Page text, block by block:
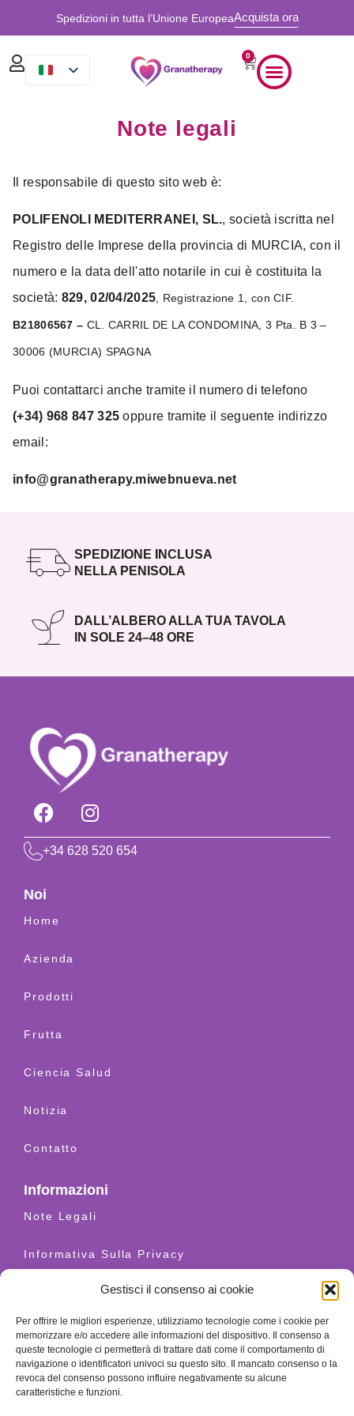
Gestisci il consenso ai cookie
Per offrire le migliori esperienze, utilizziamo tecnologie come i cookie per
memorizzare e/o accedere alle informazioni del dispositivo. Il consenso a
queste tecnologie ci permetterà di trattare dati come il comportamento di
navigazione o identificatori univoci su questo sito. Il mancato consenso o la
revoca del consenso possono influire negativamente su alcune
caratteristiche e funzioni.
Spedizioni in tutta l’Unione EuropeaAcquista ora
0
Note legali
Il responsabile di questo sito web è:
POLIFENOLI MEDITERRANEI, SL., società iscritta nel
Registro delle Imprese della provincia di MURCIA, con il
numero e la data dell'atto notarile in cui è costituita la
società: 829, 02/04/2025, Registrazione 1, con CIF.
B21806567 – CL. CARRIL DE LA CONDOMINA, 3 Pta. B 3 –
30006 (MURCIA) SPAGNA
Puoi contattarci anche tramite il numero di telefono
(+34) 968 847 325 oppure tramite il seguente indirizzo
email:
info@granatherapy.miwebnueva.net
SPEDIZIONE INCLUSA
NELLA PENISOLA
DALL’ALBERO ALLA TUA TAVOLA
IN SOLE 24–48 ORE
+34 628 520 654
Noi
Home
Azienda
Prodotti
Frutta
Ciencia Salud
Notizia
Contatto
Informazioni
Note Legali
Informativa Sulla Privacy
Condizioni D’uso
Spedizioni E Resi
Cookie Policy